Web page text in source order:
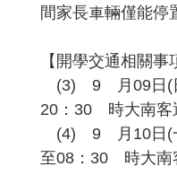
間家長車輛僅能
【開學交通相關事
(3) 9 月09日(
20：30 時大南客
(4) 9 月10日(
至08：30 時大南